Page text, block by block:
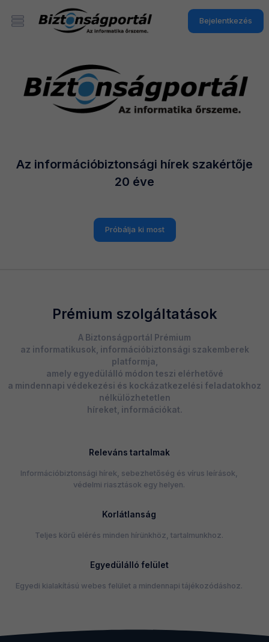
Bejelentkezés
Az információbiztonsági hírek szakértője
20 éve
Próbálja ki most
Prémium szolgáltatások
A Biztonságportál Prémium
az informatikusok, információbiztonsági szakemberek
platformja,
amely egyedülálló módon teszi elérhetővé
a mindennapi védekezési és kockázatkezelési feladatokhoz
nélkülözhetetlen
híreket, információkat.
Releváns tartalmak
Információbiztonsági hírek, sebezhetőség és vírus leírások,
védelmi riasztások egy helyen.
Korlátlanság
Teljes körű elérés minden hírünkhöz, tartalmunkhoz.
Egyedülálló felület
Egyedi kialakítású webes felület a mindennapi tájékozódáshoz.